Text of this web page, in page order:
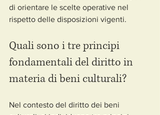
di orientare le scelte operative nel
rispetto delle disposizioni vigenti.
Quali sono i tre principi
fondamentali del diritto in
materia di beni culturali?
Nel contesto del diritto dei beni